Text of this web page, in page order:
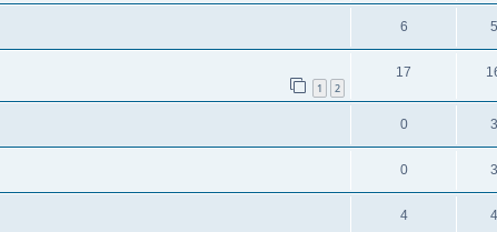
6
1 2
17
0
0
4